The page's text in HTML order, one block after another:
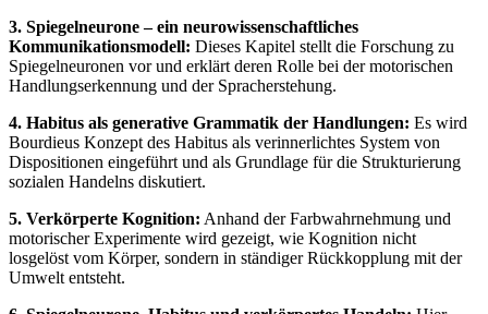
3. Spiegelneurone – ein neurowissenschaftliches
Kommunikationsmodell: Dieses Kapitel stellt die Forschung zu
Spiegelneuronen vor und erklärt deren Rolle bei der motorischen
Handlungserkennung und der Spracherstehung.
4. Habitus als generative Grammatik der Handlungen: Es wird
Bourdieus Konzept des Habitus als verinnerlichtes System von
Dispositionen eingeführt und als Grundlage für die Strukturierung
sozialen Handelns diskutiert.
5. Verkörperte Kognition: Anhand der Farbwahrnehmung und
motorischer Experimente wird gezeigt, wie Kognition nicht
losgelöst vom Körper, sondern in ständiger Rückkopplung mit der
Umwelt entsteht.